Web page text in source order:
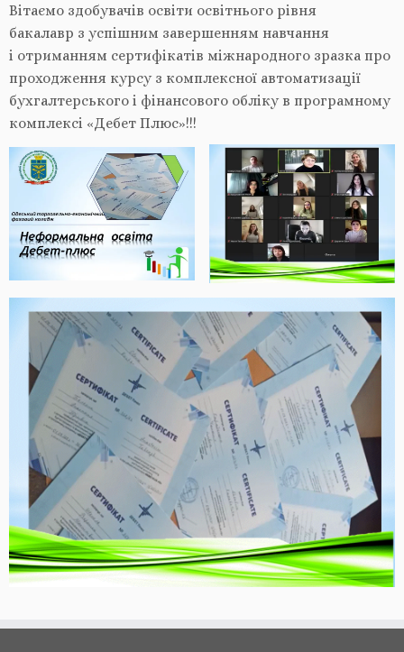
Вітаємо здобувачів освіти освітнього рівня
бакалавр з успішним завершенням навчання
і отриманням сертифікатів міжнародного зразка про
проходження курсу з комплексної автоматизації
бухгалтерського і фінансового обліку в програмному
комплексі «Дебет Плюс»!!!